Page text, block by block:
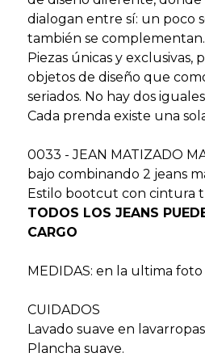
dialogan entre sí: un poco
también se complementan.
Piezas únicas y exclusivas,
objetos de diseño que
seriados. No hay dos
Cada prenda existe una
0033 - JEAN MATIZADO
bajo combinando 2 jeans
Estilo bootcut con cintura
TODOS LOS JEANS
CARGO
MEDIDAS: en la ultima foto
CUIDADOS
Lavado suave en
Plancha suave.